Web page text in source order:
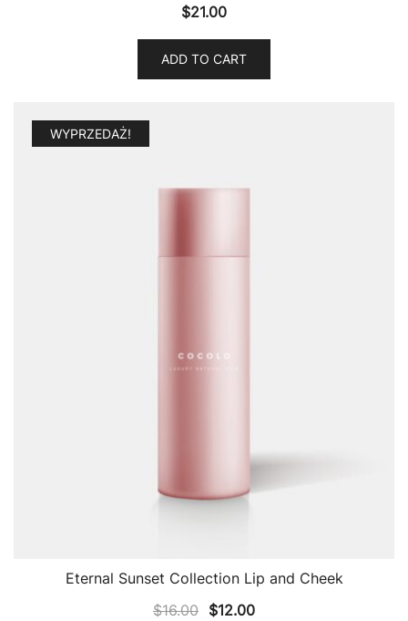
$21.00
ADD TO CART
WYPRZEDAŻ!
Eternal Sunset Collection Lip and Cheek
$16.00 $12.00